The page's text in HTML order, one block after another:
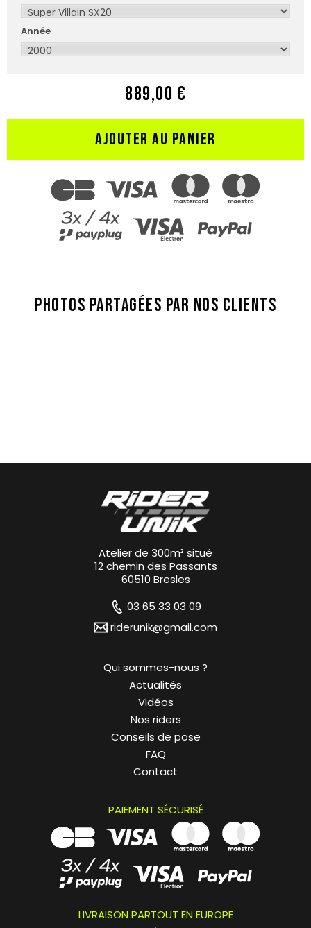
Année
889,00 €
AJOUTER AU PANIER
PHOTOS PARTAGÉES PAR NOS CLIENTS
Atelier de 300m² situé
12 chemin des Passants
60510 Bresles
03 65 33 03 09
riderunik@gmail.com
Qui sommes-nous ?
Actualités
Vidéos
Nos riders
Conseils de pose
FAQ
Contact
PAIEMENT SÉCURISÉ
LIVRAISON PARTOUT EN EUROPE